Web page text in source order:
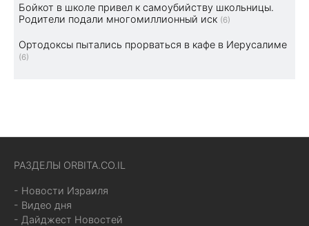
Бойкот в школе привел к самоубийству школьницы.
Родители подали многомиллионный иск (6)
Ортодоксы пытались прорваться в кафе в Иерусалиме
(6)
РАЗДЕЛЫ ORBITA.CO.IL
- Новости Израиля
- Видео дня
- Дайджест Новостей